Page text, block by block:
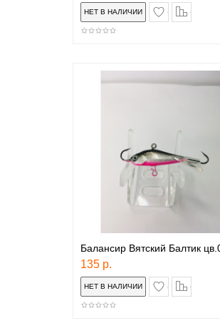
в закладки
Балансир Вятский Балтик
135 р.
в закладки